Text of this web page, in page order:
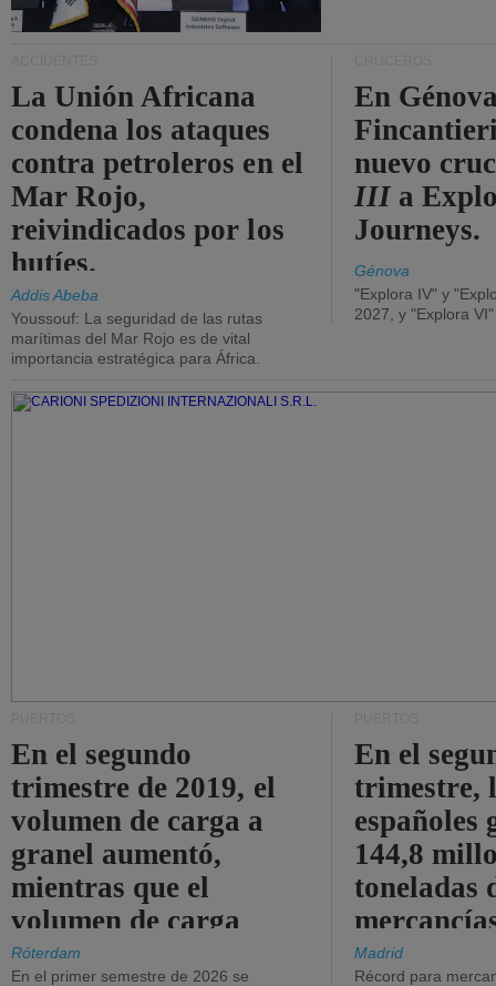
La Unión Africana
condena los ataques
contra petroleros en el
Mar Rojo,
reivindicados por los
hutíes.
Addis Abeba
Youssouf: La seguridad de las rutas
marítimas del Mar Rojo es de vital
importancia estratégica para África.
En
nuevo
III a
Journeys.
Génova
"Explora IV" y
2027, y "Explora
En el segundo
trimestre de 2019, el
volumen de carga a
granel aumentó,
mientras que el
volumen de carga
general disminuyó.
Róterdam
En el primer semestre de 2026 se
En el
trimestre,
españoles
144,8
toneladas
Madrid
Récord para